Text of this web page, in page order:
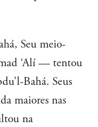
Seu meio-
‘Alí — tentou
Bahá. Seus
maiores nas
na